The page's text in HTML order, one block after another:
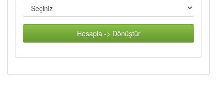
Hesapla -> Dönüştür